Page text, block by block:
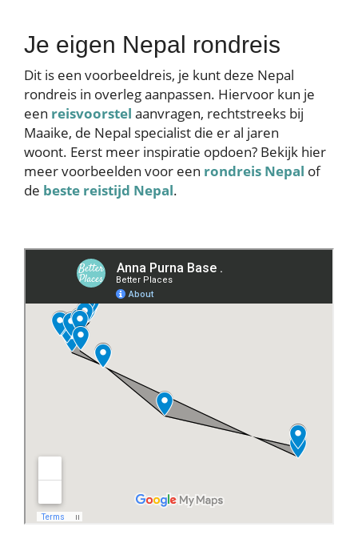
Je eigen Nepal rondreis
Dit is een voorbeeldreis, je kunt deze Nepal
rondreis in overleg aanpassen. Hiervoor kun je
een reisvoorstel aanvragen, rechtstreeks bij
Maaike, de Nepal specialist die er al jaren
woont. Eerst meer inspiratie opdoen? Bekijk hier
meer voorbeelden voor een rondreis Nepal of
de beste reistijd Nepal.